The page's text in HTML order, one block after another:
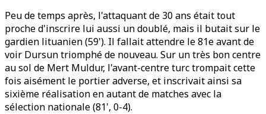
Peu de temps après, l'attaquant de 30 ans était tout
proche d'inscrire lui aussi un doublé, mais il butait sur le
gardien lituanien (59'). Il fallait attendre le 81e avant de
voir Dursun triomphé de nouveau. Sur un très bon centre
au sol de Mert Muldur, l'avant-centre turc trompait cette
fois aisément le portier adverse, et inscrivait ainsi sa
sixième réalisation en autant de matches avec la
sélection nationale (81', 0-4).